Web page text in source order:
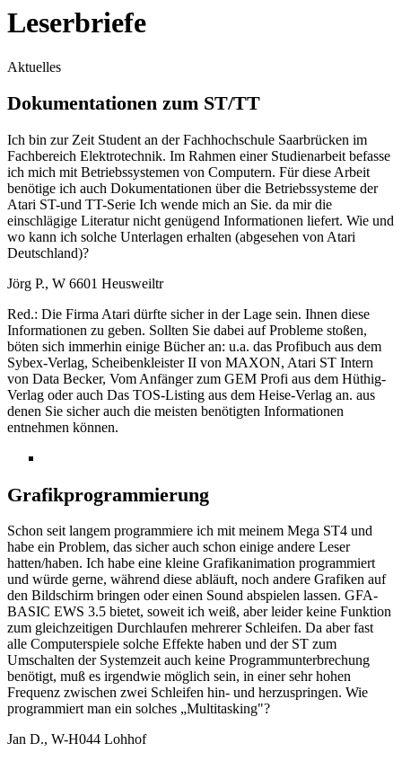
Leserbriefe
Aktuelles
Dokumentationen zum ST/TT
Ich bin zur Zeit Student an der Fachhochschule Saarbrücken im
Fachbereich Elektrotechnik. Im Rahmen einer Studienarbeit befasse
ich mich mit Betriebssystemen von Computern. Für diese Arbeit
benötige ich auch Dokumentationen über die Betriebssysteme der
Atari ST-und TT-Serie Ich wende mich an Sie. da mir die
einschlägige Literatur nicht genügend Informationen liefert. Wie und
wo kann ich solche Unterlagen erhalten (abgesehen von Atari
Deutschland)?
Jörg P., W 6601 Heusweiltr
Red.: Die Firma Atari dürfte sicher in der Lage sein. Ihnen diese
Informationen zu geben. Sollten Sie dabei auf Probleme stoßen,
böten sich immerhin einige Bücher an: u.a. das Profibuch aus dem
Sybex-Verlag, Scheibenkleister II von MAXON, Atari ST Intern
von Data Becker, Vom Anfänger zum GEM Profi aus dem Hüthig-
Verlag oder auch Das TOS-Listing aus dem Heise-Verlag an. aus
denen Sie sicher auch die meisten benötigten Informationen
entnehmen können.
Grafikprogrammierung
Schon seit langem programmiere ich mit meinem Mega ST4 und
habe ein Problem, das sicher auch schon einige andere Leser
hatten/haben. Ich habe eine kleine Grafikanimation programmiert
und würde gerne, während diese abläuft, noch andere Grafiken auf
den Bildschirm bringen oder einen Sound abspielen lassen. GFA-
BASIC EWS 3.5 bietet, soweit ich weiß, aber leider keine Funktion
zum gleichzeitigen Durchlaufen mehrerer Schleifen. Da aber fast
alle Computerspiele solche Effekte haben und der ST zum
Umschalten der Systemzeit auch keine Programmunterbrechung
benötigt, muß es irgendwie möglich sein, in einer sehr hohen
Frequenz zwischen zwei Schleifen hin- und herzuspringen. Wie
programmiert man ein solches „Multitasking"?
Jan D., W-H044 Lohhof